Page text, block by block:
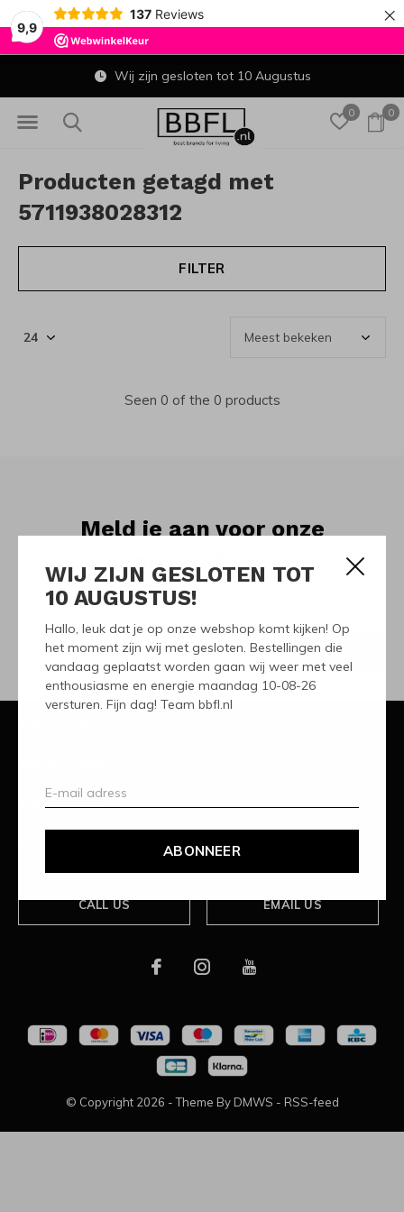
9,9
137 Reviews ×
WIJ ZIJN GESLOTEN TOT
10 AUGUSTUS!
Hallo, leuk dat je op onze webshop komt kijken! Op
het moment zijn wij met gesloten. Bestellingen die
vandaag geplaatst worden gaan wij weer met veel
enthousiasme en energie maandag 10-08-26
versturen. Fijn dag! Team bbfl.nl
ABONNEER
0 0
Wij zijn gesloten tot 10 Augustus
Producten getagd met
5711938028312
FILTER
Seen 0 of the 0 products
Meld je aan voor onze
Ontvang de nieuwste aanbiedingen en promoties
ABONNEER
Categorieën
CALL US EMAIL US
© Copyright 2026 - Theme By DMWS - RSS-feed